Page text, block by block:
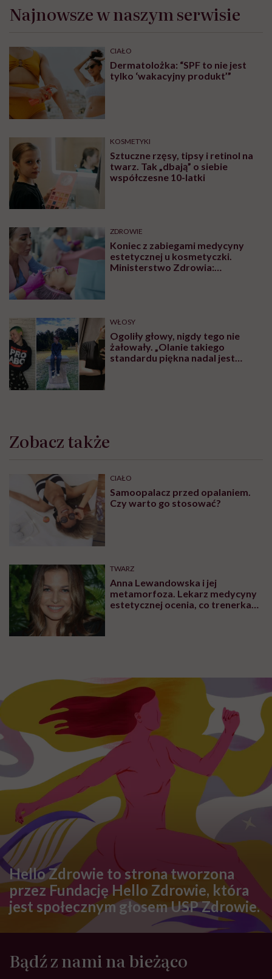
Najnowsze w naszym serwisie
CIAŁO
Dermatolożka: “SPF to nie jest
tylko ‘wakacyjny produkt’”
KOSMETYKI
Sztuczne rzęsy, tipsy i retinol na
twarz. Tak „dbają” o siebie
współczesne 10-latki
ZDROWIE
Koniec z zabiegami medycyny
estetycznej u kosmetyczki.
Ministerstwo Zdrowia:
WŁOSY
Ogoliły głowy, nigdy tego nie
żałowały. „Olanie takiego
standardu piękna nadal jest
Zobacz także
CIAŁO
Samoopalacz przed opalaniem.
Czy warto go stosować?
TWARZ
Anna Lewandowska i jej
metamorfoza. Lekarz medycyny
estetycznej ocenia, co trenerka
Hello Zdrowie to strona tworzona
przez Fundację Hello Zdrowie, która
jest społecznym głosem USP Zdrowie.
Bądź z nami na bieżąco